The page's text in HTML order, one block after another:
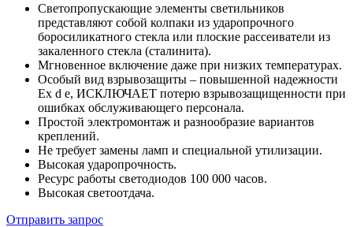
Светопропускающие элементы светильников
представляют собой колпаки из ударопрочного
боросиликатного стекла или плоские рассеиватели из
закаленного стекла (сталинита).
Мгновенное включение даже при низких температурах.
Особый вид взрывозащиты – повышенной надежности
Ех d e, ИСКЛЮЧАЕТ потерю взрывозащищенности при
ошибках обслуживающего персонала.
Простой электромонтаж и разнообразие вариантов
креплений.
Не требует замены ламп и специальной утилизации.
Высокая ударопрочность.
Ресурс работы светодиодов 100 000 часов.
Высокая светоотдача.
Отправить запрос